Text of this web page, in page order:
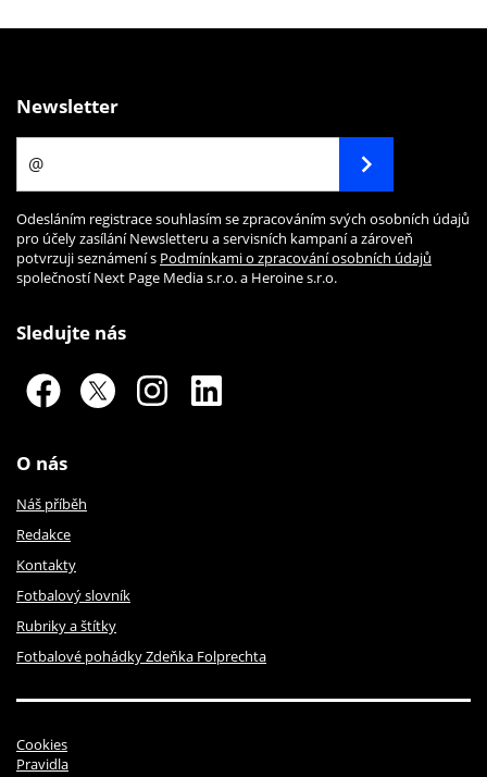
Newsletter
Odesláním registrace souhlasím se zpracováním svých osobních údajů
pro účely zasílání Newsletteru a servisních kampaní a zároveň
potvrzuji seznámení s Podmínkami o zpracování osobních údajů
společností Next Page Media s.r.o. a Heroine s.r.o.
Sledujte nás
O nás
Náš příběh
Redakce
Kontakty
Fotbalový slovník
Rubriky a štítky
Fotbalové pohádky Zdeňka Folprechta
Cookies
Pravidla